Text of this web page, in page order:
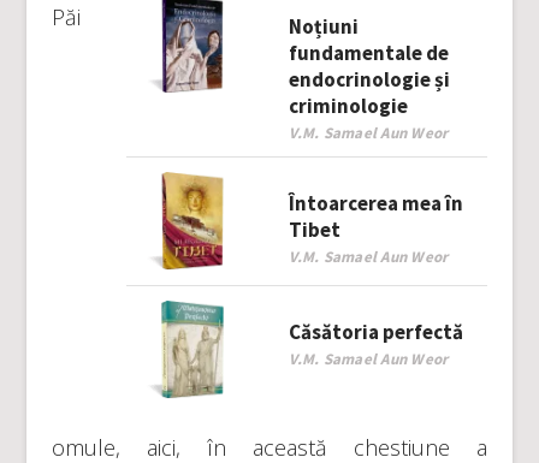
Noțiuni
fundamentale de
endocrinologie și
criminologie
V.M. Samael Aun Weor
Întoarcerea mea în
Tibet
V.M. Samael Aun Weor
Căsătoria perfectă
V.M. Samael Aun Weor
Păi
omule, aici, în această chestiune a